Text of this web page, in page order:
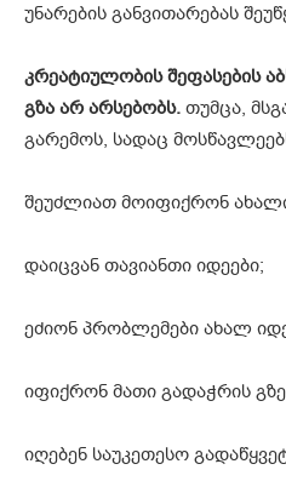
უნარების განვითარებას
კრეატიულობის შეფასების
გზა არ არსებობს. თუმცა,
გარემოს, სადაც
შეუძლიათ მოიფიქრონ
დაიცვან თავიანთი იდეები;
ეძიონ პრობლემები ახალ
იფიქრონ მათი გადაჭრის
იღებენ საუკეთესო